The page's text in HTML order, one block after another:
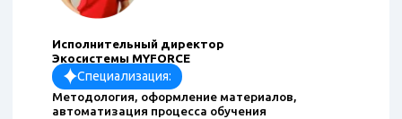
Исполнительный директор
Экосистемы MYFORCE
Специализация:
Методология, оформление материалов,
автоматизация процесса обучения